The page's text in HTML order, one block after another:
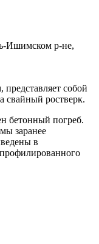
Ишимском р-не,
собой
свайный ростверк.
бетонный погреб.
заранее
в